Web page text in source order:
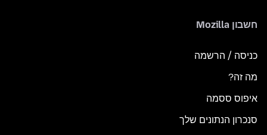
חשבון Mozilla
כניסה / הרשמה
מה זה?
איפוס ססמה
סנכרון הנתונים שלך